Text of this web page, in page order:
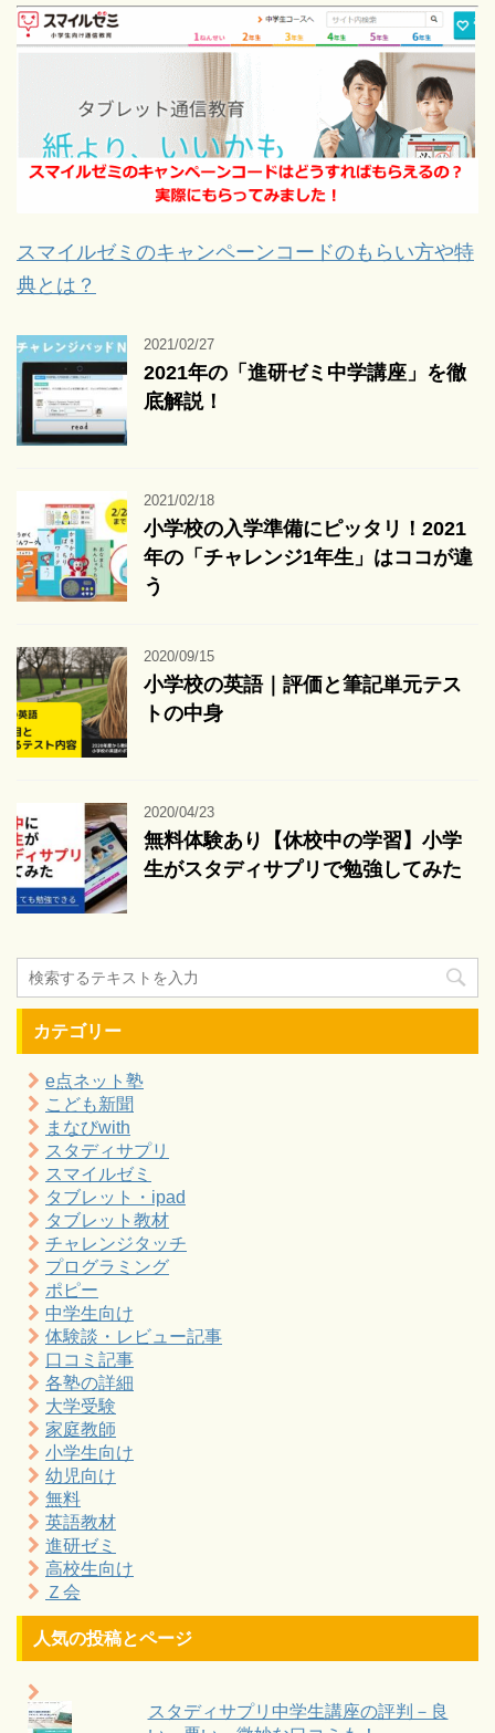
スマイルゼミのキャンペーンコードのもらい方や特
典とは？
2021/02/27
2021年の「進研ゼミ中学講座」を徹
底解説！
2021/02/18
小学校の入学準備にピッタリ！2021
年の「チャレンジ1年生」はココが違
う
2020/09/15
小学校の英語｜評価と筆記単元テス
トの中身
2020/04/23
無料体験あり【休校中の学習】小学
生がスタディサプリで勉強してみた
カテゴリー
e点ネット塾
こども新聞
まなびwith
スタディサプリ
スマイルゼミ
タブレット・ipad
タブレット教材
チャレンジタッチ
プログラミング
ポピー
中学生向け
体験談・レビュー記事
口コミ記事
各塾の詳細
大学受験
家庭教師
小学生向け
幼児向け
無料
英語教材
進研ゼミ
高校生向け
Ｚ会
人気の投稿とページ
スタディサプリ中学生講座の評判－良